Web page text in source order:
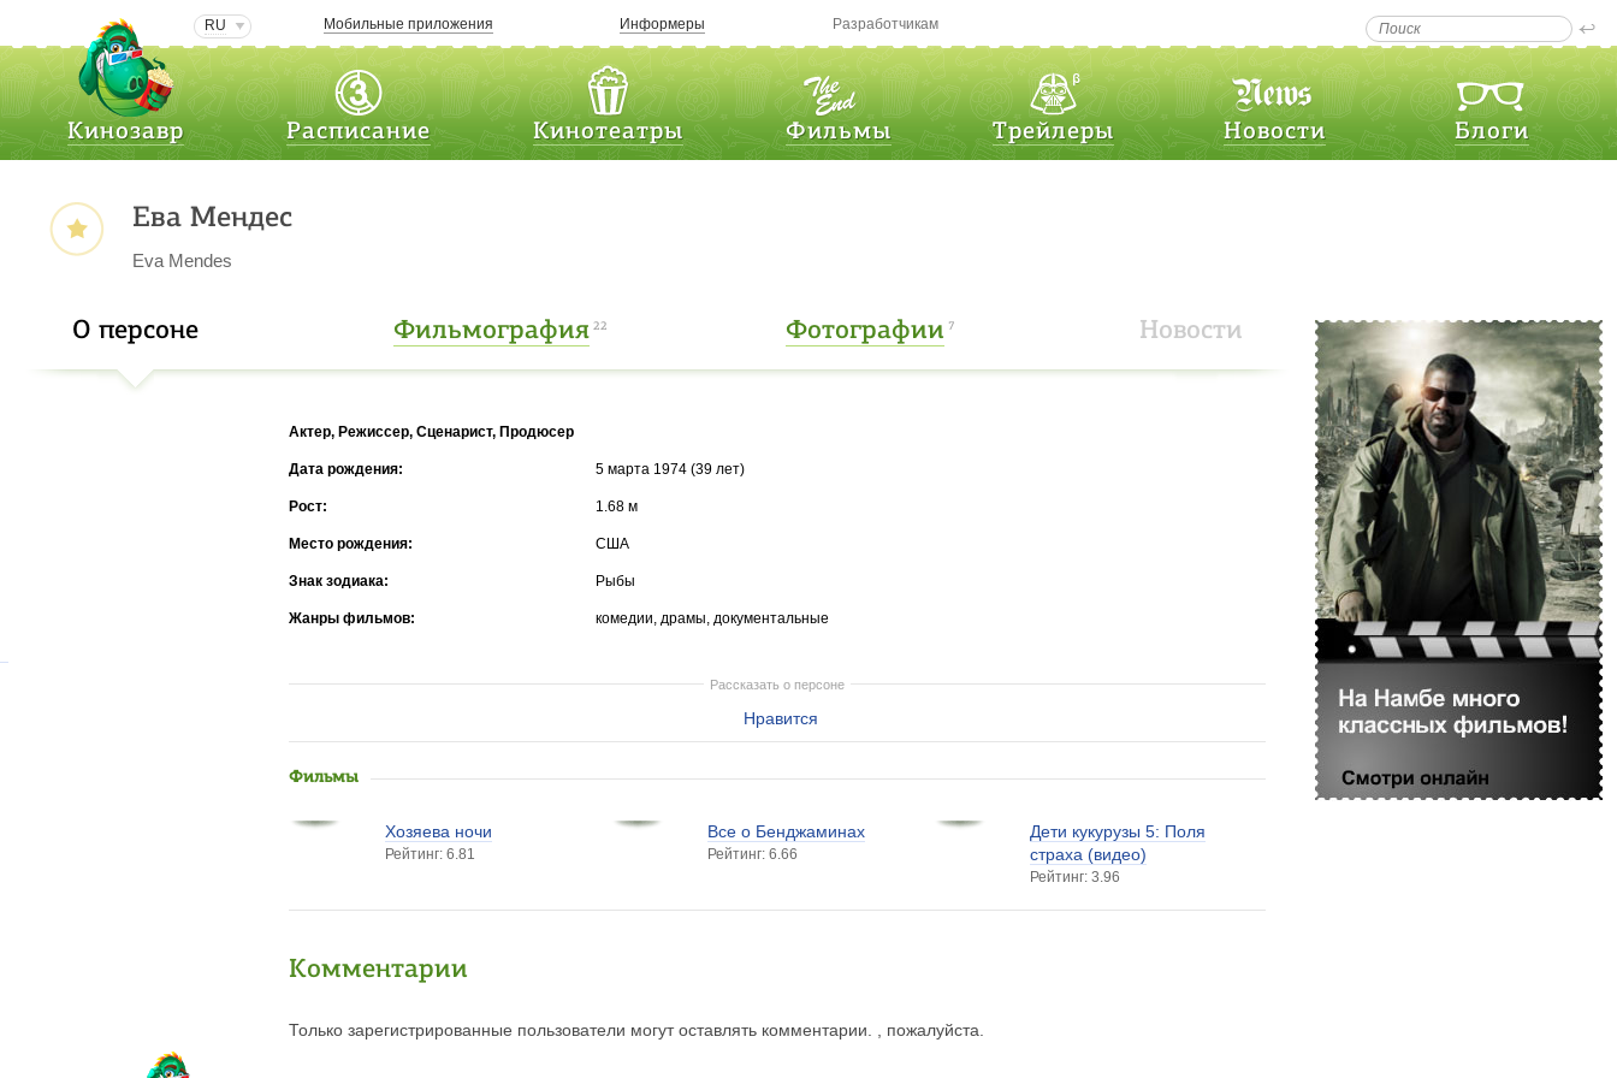
RU Мобильные приложения Информеры Разработчикам
Кинозавр Расписание Кинотеатры Фильмы Трейлеры Новости Блоги
Ева Мендес
Eva Mendes
О персоне Фильмография 22 Фотографии 7 Новости
Актер, Режиссер, Сценарист, Продюсер
Дата рождения: 5 марта 1974 (39 лет)
Рост: 1.68 м
Место рождения: США
Знак зодиака: Рыбы
Жанры фильмов: комедии, драмы, документальные
Рассказать о персоне
Нравится
Фильмы
Хозяева ночи
Рейтинг: 6.81
Все о Бенджаминах
Рейтинг: 6.66
Дети кукурузы 5: Поля
страха (видео)
Рейтинг: 3.96
Комментарии
Только зарегистрированные пользователи могут оставлять комментарии. , пожалуйста.